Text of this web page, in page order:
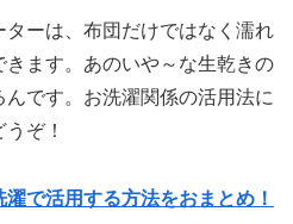
ーは、布団だけではなく濡れ
ます。あのいや～な生乾きの
です。お洗濯関係の活用法に
ぞ！
で活用する方法をおまとめ！